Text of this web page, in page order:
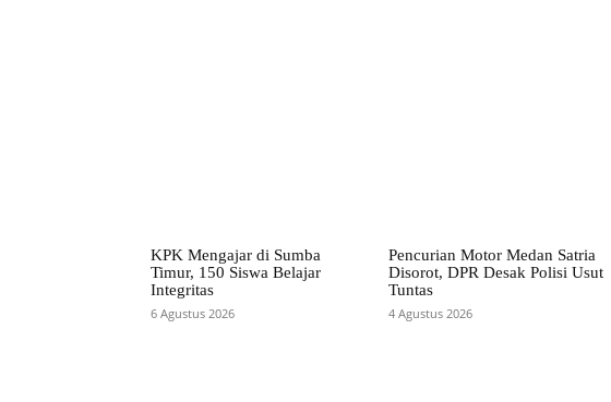
KPK Mengajar di Sumba
Timur, 150 Siswa Belajar
Integritas
6 Agustus 2026
Pencurian Motor Medan Satria
Disorot, DPR Desak Polisi Usut
Tuntas
4 Agustus 2026